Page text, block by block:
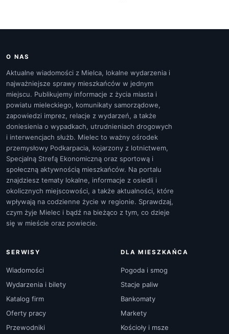
O NAS
Aktualne wiadomości z Mielca, lokalne wydarzenia i
najważniejsze sprawy mieszkańców w jednym
miejscu. Publikujemy informacje z życia miasta i
powiatu mieleckiego, komunikaty samorządowe,
zapowiedzi imprez, relacje z wydarzeń, a także
doniesienia o wypadkach, utrudnieniach drogowych
i interwencjach służb. Mielec to ważny ośrodek
przemysłowy Podkarpacia, kojarzony z lotnictwem,
Specjalną Strefą Ekonomiczną oraz sportową i
społeczną aktywnością mieszkańców. Na portalu
znajdziesz tematy lokalne, informacje z osiedli i
okolicznych miejscowości, a także aktualności, które
wpływają na codzienne życie w regionie. Sprawdzaj,
czym żyje Mielec i bądź na bieżąco z tym, co dzieje
się w mieście oraz powiecie.
SERWISY
Wiadomości
Wydarzenia i bilety
Katalog firm
Oferty pracy
Przewodniki
DLA MIESZKAŃCA
Pogoda i smog
Stacje paliw
Bankomaty
Markety
Kościoły i msze